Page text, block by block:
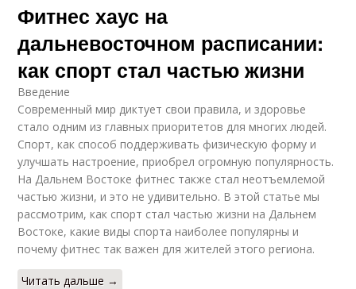
Фитнес хаус на
дальневосточном расписании:
как спорт стал частью жизни
Введение
Современный мир диктует свои правила, и здоровье
стало одним из главных приоритетов для многих людей.
Спорт, как способ поддерживать физическую форму и
улучшать настроение, приобрел огромную популярность.
На Дальнем Востоке фитнес также стал неотъемлемой
частью жизни, и это не удивительно. В этой статье мы
рассмотрим, как спорт стал частью жизни на Дальнем
Востоке, какие виды спорта наиболее популярны и
почему фитнес так важен для жителей этого региона.
Читать дальше →